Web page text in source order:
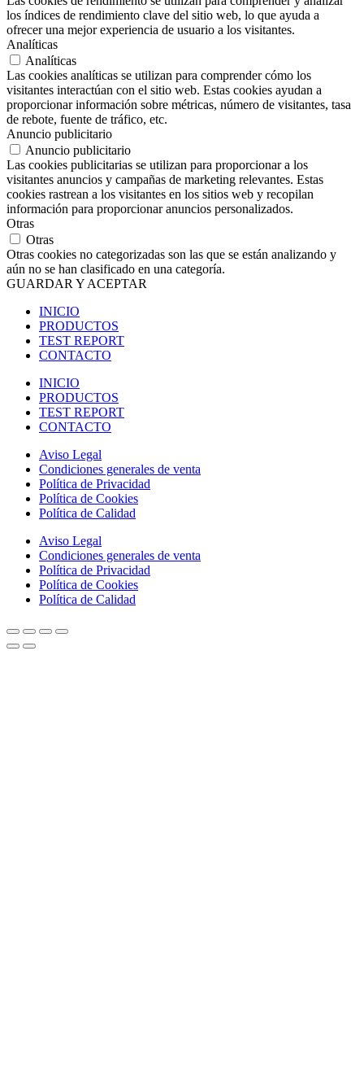
los índices de rendimiento clave del sitio web, lo que ayuda a
ofrecer una mejor experiencia de usuario a los visitantes.
Analíticas
Analíticas
Las cookies analíticas se utilizan para comprender cómo los
visitantes interactúan con el sitio web. Estas cookies ayudan a
proporcionar información sobre métricas, número de visitantes, tasa
de rebote, fuente de tráfico, etc.
Anuncio publicitario
Anuncio publicitario
Las cookies publicitarias se utilizan para proporcionar a los
visitantes anuncios y campañas de marketing relevantes. Estas
cookies rastrean a los visitantes en los sitios web y recopilan
información para proporcionar anuncios personalizados.
Otras
Otras
Otras cookies no categorizadas son las que se están analizando y
aún no se han clasificado en una categoría.
GUARDAR Y ACEPTAR
INICIO
PRODUCTOS
TEST REPORT
CONTACTO
INICIO
PRODUCTOS
TEST REPORT
CONTACTO
Aviso Legal
Condiciones generales de venta
Política de Privacidad
Política de Cookies
Política de Calidad
Aviso Legal
Condiciones generales de venta
Política de Privacidad
Política de Cookies
Política de Calidad